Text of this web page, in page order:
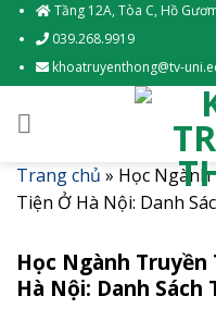
Skip
content
Tầng 12A, Tòa C, Hồ
039.268.9919
khoatruyenthong@tv-
Trang chủ » Học
Tiện Ở Hà Nội: Danh
Học Ngành
Hà Nội: Danh Sách